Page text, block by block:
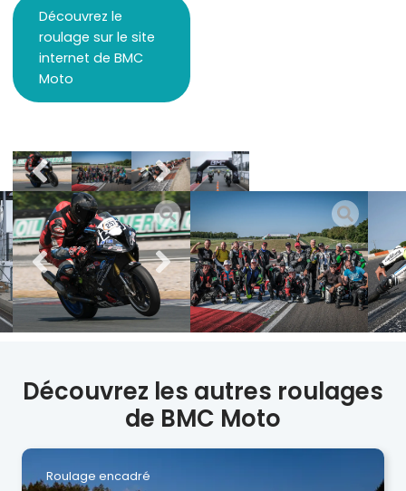
Découvrez le
roulage sur le site
internet de BMC
Moto
Découvrez les autres roulages
de BMC Moto
Roulage encadré